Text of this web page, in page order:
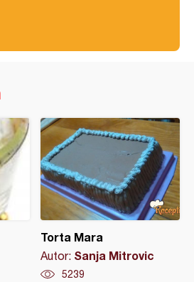
Torta Mara
Autor: Sanja Mitrovic
5239